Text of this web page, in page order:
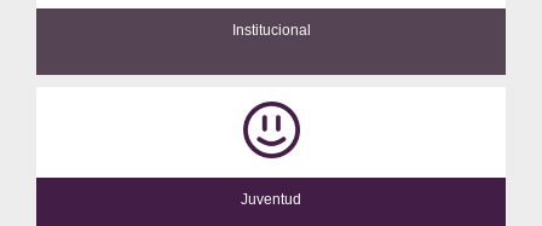
Institucional
Juventud